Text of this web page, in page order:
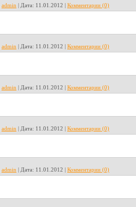
admin | Дата: 11.01.2012 | Комментарии (0)
admin | Дата: 11.01.2012 | Комментарии (0)
admin | Дата: 11.01.2012 | Комментарии (0)
admin | Дата: 11.01.2012 | Комментарии (0)
admin | Дата: 11.01.2012 | Комментарии (0)